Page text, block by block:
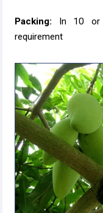
Packing:
In 10 or
requirement